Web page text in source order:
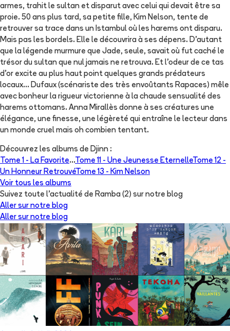
armes, trahit le sultan et disparut avec celui qui devait être sa
proie. 50 ans plus tard, sa petite fille, Kim Nelson, tente de
retrouver sa trace dans un Istambul où les harems ont disparu.
Mais pas les bordels. Elle le découvrira à ses dépens. D'autant
que la légende murmure que Jade, seule, savait où fut caché le
trésor du sultan que nul jamais ne retrouva. Et l'odeur de ce tas
d'or excite au plus haut point quelques grands prédateurs
locaux... Dufaux (scénariste des très envoûtants Rapaces) mêle
avec bonheur la rigueur victorienne à la chaude sensualité des
harems ottomans. Anna Mirallès donne à ses créatures une
élégance, une finesse, une légèreté qui entraîne le lecteur dans
un monde cruel mais oh combien tentant.
Découvrez les albums de Djinn :
Tome 1 - La Favorite...Tome 11 - Une Jeunesse EternelleTome 12 -
Un Honneur RetrouvéTome 13 - Kim Nelson
Voir tous les albums
Suivez toute l'actualité de Ramba (2) sur notre blog
Aller sur notre blog
Aller sur notre blog